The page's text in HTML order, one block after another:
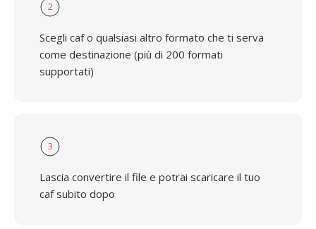
2
Scegli caf o qualsiasi altro formato che ti serva
come destinazione (più di 200 formati
supportati)
3
Lascia convertire il file e potrai scaricare il tuo
caf subito dopo